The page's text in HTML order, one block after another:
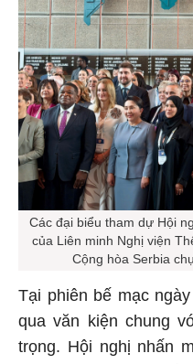
Các đại biểu tham dự Hội
của Liên minh Nghị viện
Cộng hòa Serbia
Tại phiên bế mạc
qua văn kiện chung
trọng. Hội nghị nhấn